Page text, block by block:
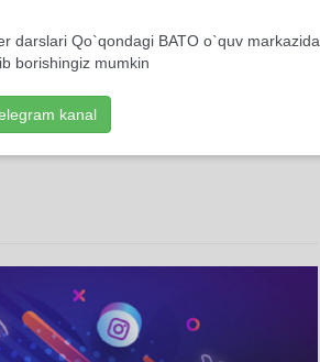
darslari Qo`qondagi BATO o`quv markazida
borishingiz mumkin
kanal